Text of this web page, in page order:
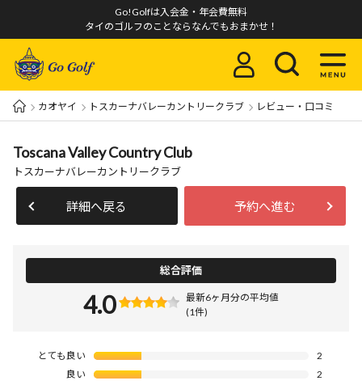
Go!Golfは入会金・年会費無料
タイのゴルフのことならなんでもおまかせ！
カオヤイ トスカーナバレーカントリークラブ レビュー・口コミ
Toscana Valley Country Club
トスカーナバレーカントリークラブ
詳細へ戻る 予約へ進む
総合評価
4.0
最新6ヶ月分の平均値
(1件)
とても良い
2
良い
2